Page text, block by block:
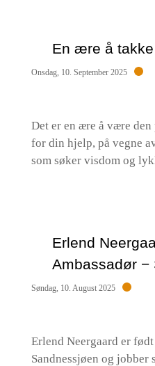
En ære å takke
Onsdag, 10. September 2025
Det er en ære å være den
for din hjelp, på vegne
som søker visdom og
Erlend
Ambassadør −
Søndag, 10. August 2025
Erlend Neergaard er
Sandnessjøen og